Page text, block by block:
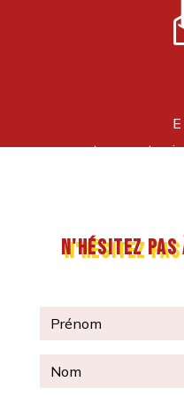
N'hésitez